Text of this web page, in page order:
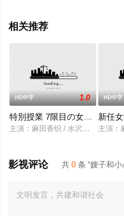
相关推荐
HD中字 1.0
特別授業 7限目の女教師 総集
主演：麻田香织 / 水沢梨香 / 牧原
HD中字
新任
主演：
共0 条 “嫂子和
影视评论